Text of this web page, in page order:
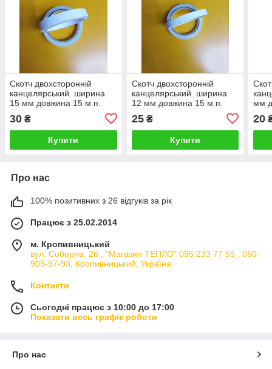
Скотч двохсторонній
канцелярський. ширина
15 мм довжина 15 м.п.
30 ₴
Купити
Скотч двохсторонній
канцелярський. ширина
12 мм довжина 15 м.п.
25₴
Купити
мм
20
Про нас
100% позитивних з 26 відгуків за рік
Працює з 25.02.2014
м. Кропивницький
вул. Соборна, 26 , "Магазин ТЕПЛО" 095 233 77 55 , 050-
909-97-93, Кропивницький, Україна
Контакти
Сьогодні працює з 10:00 до 17:00
Показати весь графік роботи
Про нас